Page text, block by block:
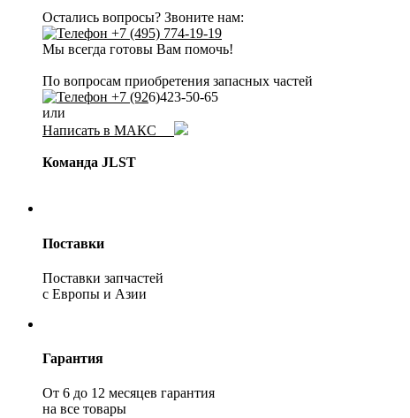
Остались вопросы? Звоните нам:
+7 (495) 774-19-19
Мы всегда готовы Вам помочь!
По вопросам приобретения запасных частей
+7 (926)423-50-65
или
Написать в МАКС
Команда JLST
Поставки
Поставки запчастей
с Европы и Азии
Гарантия
От 6 до 12 месяцев гарантия
на все товары